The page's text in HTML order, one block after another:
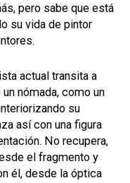
pero sabe que está
su vida de pintor
actual transita a
nómada, como un
su
así con una figura
No recupera,
el fragmento y
él, desde la óptica